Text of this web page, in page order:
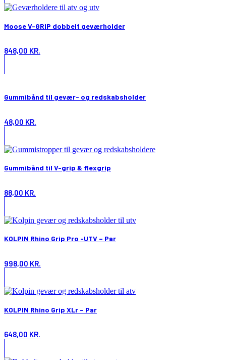
Moose V-GRIP dobbelt geværholder
848,00 KR.
Gummibånd til gevær- og redskabsholder
48,00 KR.
Gummibånd til V-grip & flexgrip
88,00 KR.
KOLPIN Rhino Grip Pro -UTV – Par
998,00 KR.
KOLPIN Rhino Grip XLr – Par
648,00 KR.